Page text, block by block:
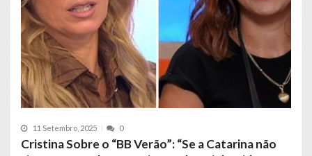
11 Setembro, 2025 0
Cristina Sobre o “BB Verão”: “Se a Catarina não